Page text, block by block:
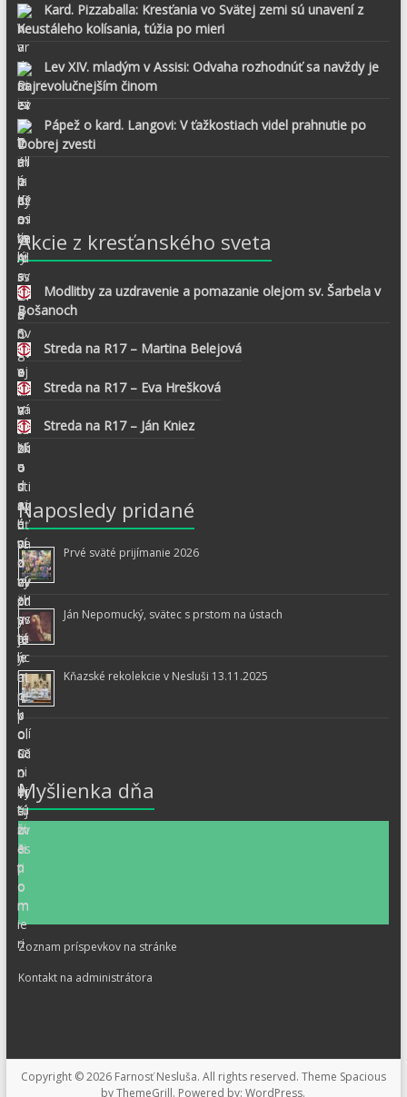
Kard. Pizzaballa: Kresťania vo Svätej zemi sú unavení z
neustáleho kolísania, túžia po mieri
Lev XIV. mladým v Assisi: Odvaha rozhodnúť sa navždy je
najrevolučnejším činom
Pápež o kard. Langovi: V ťažkostiach videl prahnutie po
Dobrej zvesti
Akcie z kresťanského sveta
Modlitby za uzdravenie a pomazanie olejom sv. Šarbela v
Bošanoch
Streda na R17 – Martina Belejová
Streda na R17 – Eva Hrešková
Streda na R17 – Ján Kniez
Naposledy pridané
Prvé sväté prijímanie 2026
Ján Nepomucký, svätec s prstom na ústach
Kňazské rekolekcie v Nesluši 13.11.2025
Myšlienka dňa
Zoznam príspevkov na stránke
Kontakt na administrátora
Copyright © 2026 Farnosť Nesluša. All rights reserved. Theme Spacious
by ThemeGrill. Powered by:WordPress.